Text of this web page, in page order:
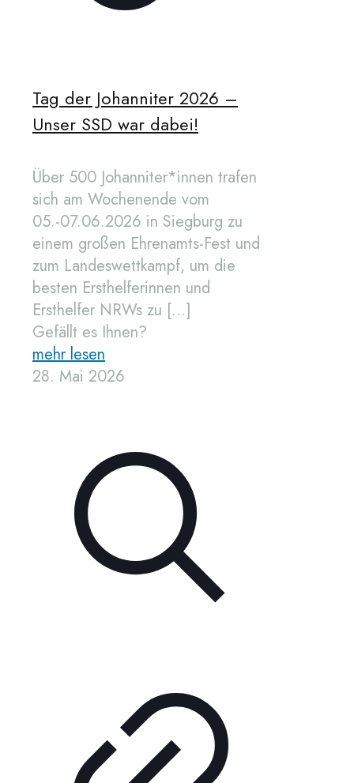
Tag der Johanniter 2026 –
Unser SSD war dabei!
Über 500 Johanniter*innen trafen
sich am Wochenende vom
05.-07.06.2026 in Siegburg zu
einem großen Ehrenamts-Fest und
zum Landeswettkampf, um die
besten Ersthelferinnen und
Ersthelfer NRWs zu […]
Gefällt es Ihnen?
mehr lesen
28. Mai 2026